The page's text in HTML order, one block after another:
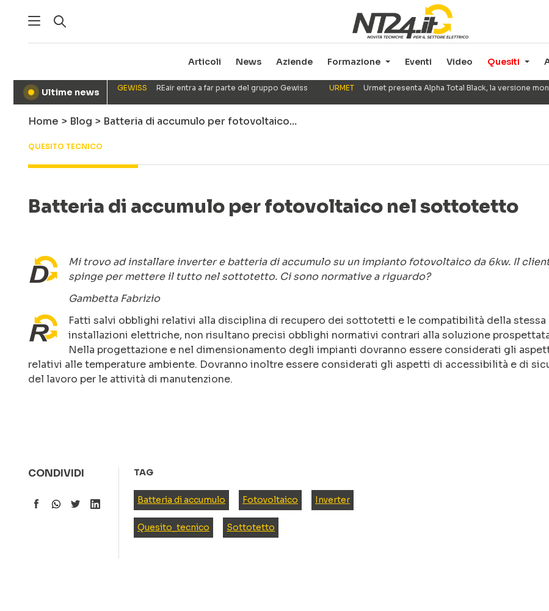
Articoli News Aziende Formazione Eventi Video Quesiti
● Ultime news GEWISS REair entra a far parte del gruppo Gewiss URMET Urmet presenta Alpha Total Black, la versione
Home > Blog > Batteria di accumulo per fotovoltaico…
QUESITO TECNICO
Batteria di accumulo per fotovoltaico nel sottotetto
Mi trovo ad installare inverter e batteria di accumulo su un impianto fotovoltaico da 6kw. Il
spinge per mettere il tutto nel sottotetto. Ci sono normative a riguardo?
Gambetta Fabrizio
Fatti salvi obblighi relativi alla disciplina di recupero dei sottotetti e le compatibilità della stessa
installazioni elettriche, non risultano precisi obblighi normativi contrari alla soluzione
Nella progettazione e nel dimensionamento degli impianti dovranno essere considerati gli
relativi alle temperature ambiente. Dovranno inoltre essere considerati gli aspetti di accessibilità e di
del lavoro per le attività di manutenzione.
CONDIVIDI TAG
Batteria di accumulo Fotovoltaico Inverter
Quesito_tecnico Sottotetto